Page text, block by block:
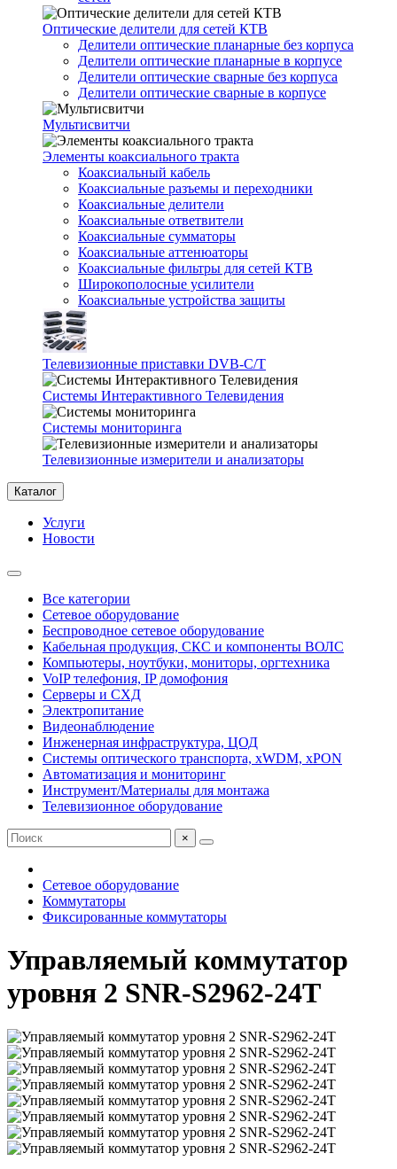
Оптические делители для сетей КТВ
Делители оптические планарные без корпуса
Делители оптические планарные в корпусе
Делители оптические сварные без корпуса
Делители оптические сварные в корпусе
Мультисвитчи
Элементы коаксиального тракта
Коаксиальный кабель
Коаксиальные разъемы и переходники
Коаксиальные делители
Коаксиальные ответвители
Коаксиальные сумматоры
Коаксиальные аттенюаторы
Коаксиальные фильтры для сетей КТВ
Широкополосные усилители
Коаксиальные устройства защиты
Телевизионные приставки DVB-C/T
Системы Интерактивного Телевидения
Системы мониторинга
Телевизионные измерители и анализаторы
Каталог
Услуги
Новости
Все категории
Сетевое оборудование
Беспроводное сетевое оборудование
Кабельная продукция, СКС и компоненты ВОЛС
Компьютеры, ноутбуки, мониторы, оргтехника
VoIP телефония, IP домофония
Серверы и СХД
Электропитание
Видеонаблюдение
Инженерная инфраструктура, ЦОД
Системы оптического транспорта, xWDM, xPON
Автоматизация и мониторинг
Инструмент/Материалы для монтажа
Телевизионное оборудование
×
Сетевое оборудование
Коммутаторы
Фиксированные коммутаторы
Управляемый коммутатор
уровня 2 SNR-S2962-24T